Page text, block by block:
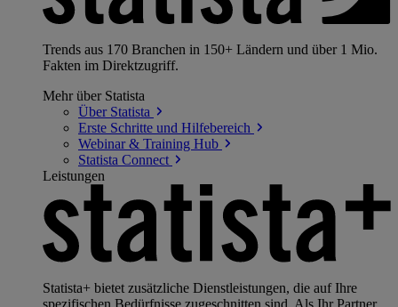
Trends aus 170 Branchen in 150+ Ländern und über 1 Mio.
Fakten im Direktzugriff.
Mehr über Statista
Über Statista
Erste Schritte und Hilfebereich
Webinar & Training Hub
Statista Connect
Leistungen
Statista+ bietet zusätzliche Dienstleistungen, die auf Ihre
spezifischen Bedürfnisse zugeschnitten sind. Als Ihr Partner